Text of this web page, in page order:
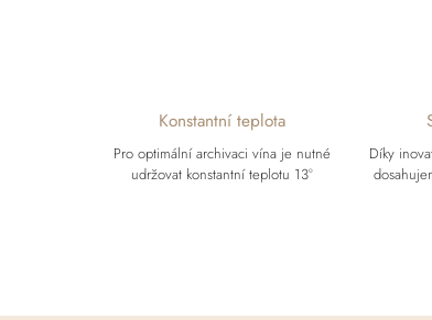
Konstantní teplota
Pro optimální archivaci vína je nutné
udržovat konstantní teplotu 13°
Díky